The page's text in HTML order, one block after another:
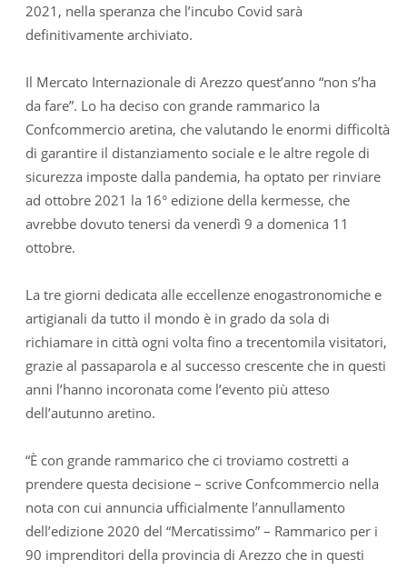
2021, nella speranza che l’incubo Covid sarà
definitivamente archiviato.
Il Mercato Internazionale di Arezzo quest’anno “non s’ha
da fare”. Lo ha deciso con grande rammarico la
Confcommercio aretina, che valutando le enormi difficoltà
di garantire il distanziamento sociale e le altre regole di
sicurezza imposte dalla pandemia, ha optato per rinviare
ad ottobre 2021 la 16° edizione della kermesse, che
avrebbe dovuto tenersi da venerdì 9 a domenica 11
ottobre.
La tre giorni dedicata alle eccellenze enogastronomiche e
artigianali da tutto il mondo è in grado da sola di
richiamare in città ogni volta fino a trecentomila visitatori,
grazie al passaparola e al successo crescente che in questi
anni l’hanno incoronata come l’evento più atteso
dell’autunno aretino.
“È con grande rammarico che ci troviamo costretti a
prendere questa decisione – scrive Confcommercio nella
nota con cui annuncia ufficialmente l’annullamento
dell’edizione 2020 del “Mercatissimo” – Rammarico per i
90 imprenditori della provincia di Arezzo che in questi